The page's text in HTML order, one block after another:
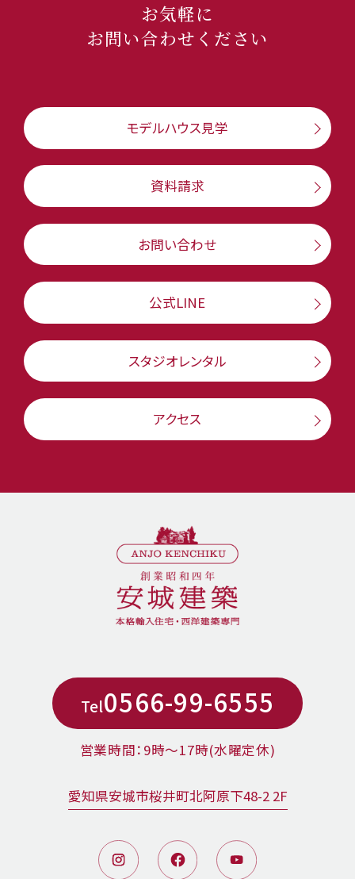
お気軽に
お問い合わせください
モデルハウス見学
資料請求
お問い合わせ
公式LINE
スタジオレンタル
アクセス
Tel0566-99-6555
営業時間：9時〜17時(水曜定休)
愛知県安城市桜井町北阿原下48-2 2F